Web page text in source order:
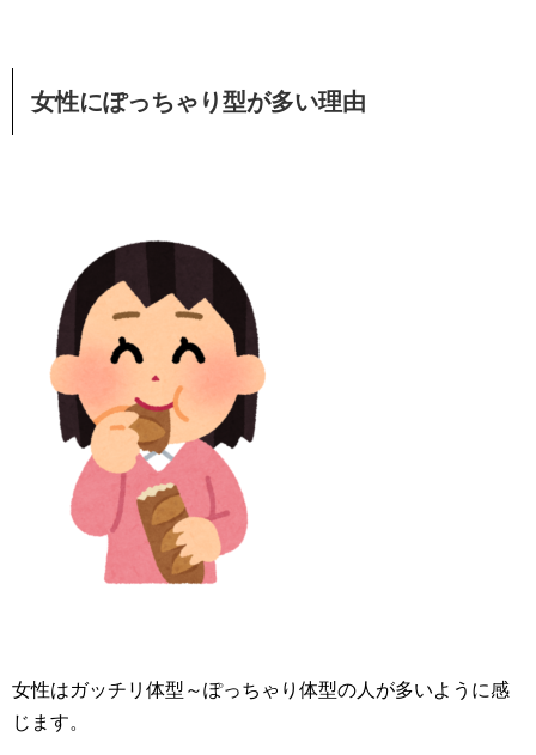
女性にぽっちゃり型が多い理由
女性はガッチリ体型～ぽっちゃり体型の人が多いように感
じます。